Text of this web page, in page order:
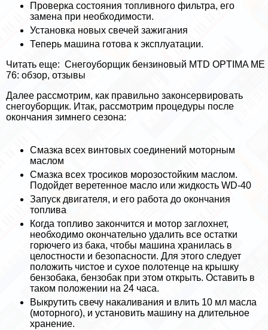
Проверка состояния топливного фильтра, его
замена при необходимости.
Установка новых свечей зажигания
Теперь машина готова к эксплуатации.
Читать еще: Снегоуборщик бензиновый MTD OPTIMA ME
76: обзор, отзывы
Далее рассмотрим, как правильно законсервировать
снегоуборщик. Итак, рассмотрим процедуры после
окончания зимнего сезона:
Смазка всех винтовых соединений моторным
маслом
Смазка всех тросиков морозостойким маслом.
Подойдет веретенное масло или жидкость WD-40
Запуск двигателя, и его работа до окончания
топлива
Когда топливо закончится и мотор заглохнет,
необходимо окончательно удалить все остатки
горючего из бака, чтобы машина хранилась в
целостности и безопасности. Для этого следует
положить чистое и сухое полотенце на крышку
бензобака, бензобак при этом открыть. Оставить в
таком положении на 24 часа.
Выкрутить свечу накаливания и влить 10 мл масла
(моторного), и установить машину на длительное
хранение.